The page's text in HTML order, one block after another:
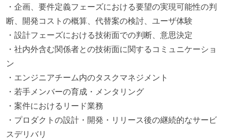
・企画、要件定義フェーズにおける要望の実現可能性の判
断、開発コストの概算、代替案の検討、ユーザ体験
・設計フェーズにおける技術面での判断、意思決定
・社内外含む関係者との技術面に関するコミュニケーショ
ン
・エンジニアチーム内のタスクマネジメント
・若手メンバーの育成・メンタリング
・案件におけるリード業務
・プロダクトの設計・開発・リリース後の継続的なサービ
スデリバリ